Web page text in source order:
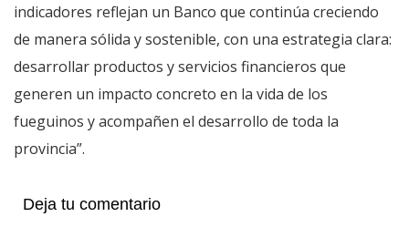
indicadores reflejan un Banco que continúa creciendo
de manera sólida y sostenible, con una estrategia clara:
desarrollar productos y servicios financieros que
generen un impacto concreto en la vida de los
fueguinos y acompañen el desarrollo de toda la
provincia”.
Deja tu comentario